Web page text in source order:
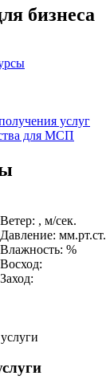
бизнеса
услуг
для МСП
Ветер: , м/сек.
Давление: мм.рт.ст.
Влажность: %
Восход:
Заход: